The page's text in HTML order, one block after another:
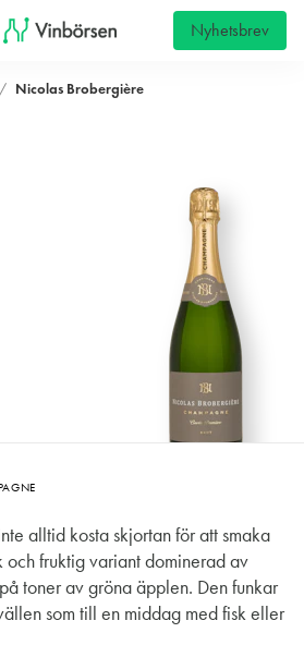
Nyhetsbrev
Nicolas Brobergière
alltid kosta skjortan för att smaka
och fruktig variant dominerad av
toner av gröna äpplen. Den funkar
som till en middag med fisk eller